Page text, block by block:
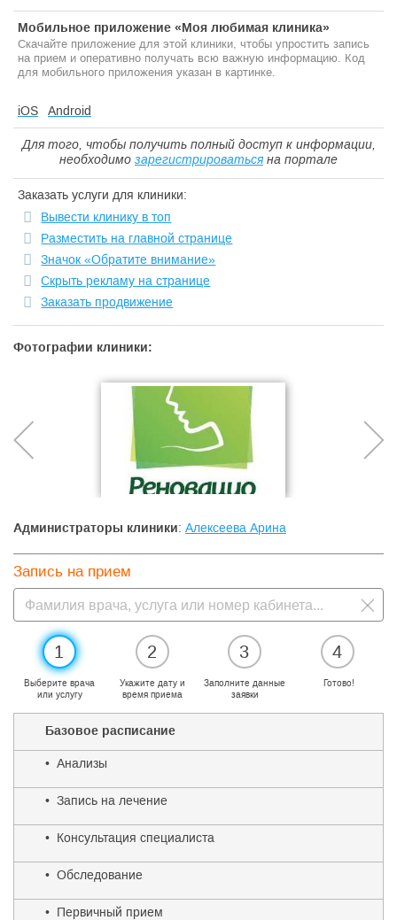
Мобильное приложение «Моя любимая клиника»
Скачайте приложение для этой клиники, чтобы упростить запись
на прием и оперативно получать всю важную информацию. Код
для мобильного приложения указан в картинке.
iOS Android
Для того, чтобы получить полный доступ к информации,
необходимо зарегистрироватьсяна портале
Заказать услуги для клиники:
Вывести клинику в топ
Разместить на главной странице
Значок «Обратите внимание»
Скрыть рекламу на странице
Заказать продвижение
Фотографии клиники:
Администраторы клиники: Алексеева Арина
Запись на прием
1
Выберите врача
или услугу
2
Укажите дату и
время приема
3
Заполните данные
заявки
4
Готово!
Базовое расписание
• Анализы
• Запись на лечение
• Консультация специалиста
• Обследование
• Первичный прием